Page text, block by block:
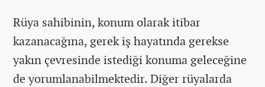
Rüya sahibinin, konum olarak itibar
kazanacağına, gerek iş hayatında gerekse
yakın çevresinde istediği konuma geleceğine
de yorumlanabilmektedir. Diğer rüyalarda